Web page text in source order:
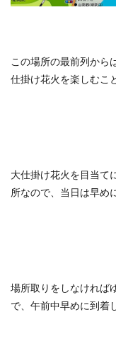
この場所の最前列から
仕掛け花火を楽しむこ
大仕掛け花火を目当て
所なので、当日は早め
場所取りをしなければ
で、午前中早めに到着